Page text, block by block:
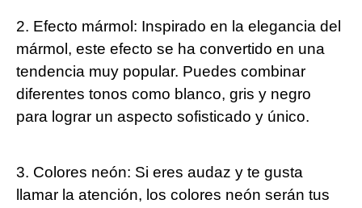
2. Efecto mármol: Inspirado en la elegancia del
mármol, este efecto se ha convertido en una
tendencia muy popular. Puedes combinar
diferentes tonos como blanco, gris y negro
para lograr un aspecto sofisticado y único.
3. Colores neón: Si eres audaz y te gusta
llamar la atención, los colores neón serán tus